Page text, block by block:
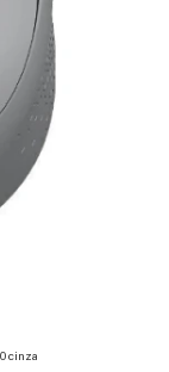
cinza